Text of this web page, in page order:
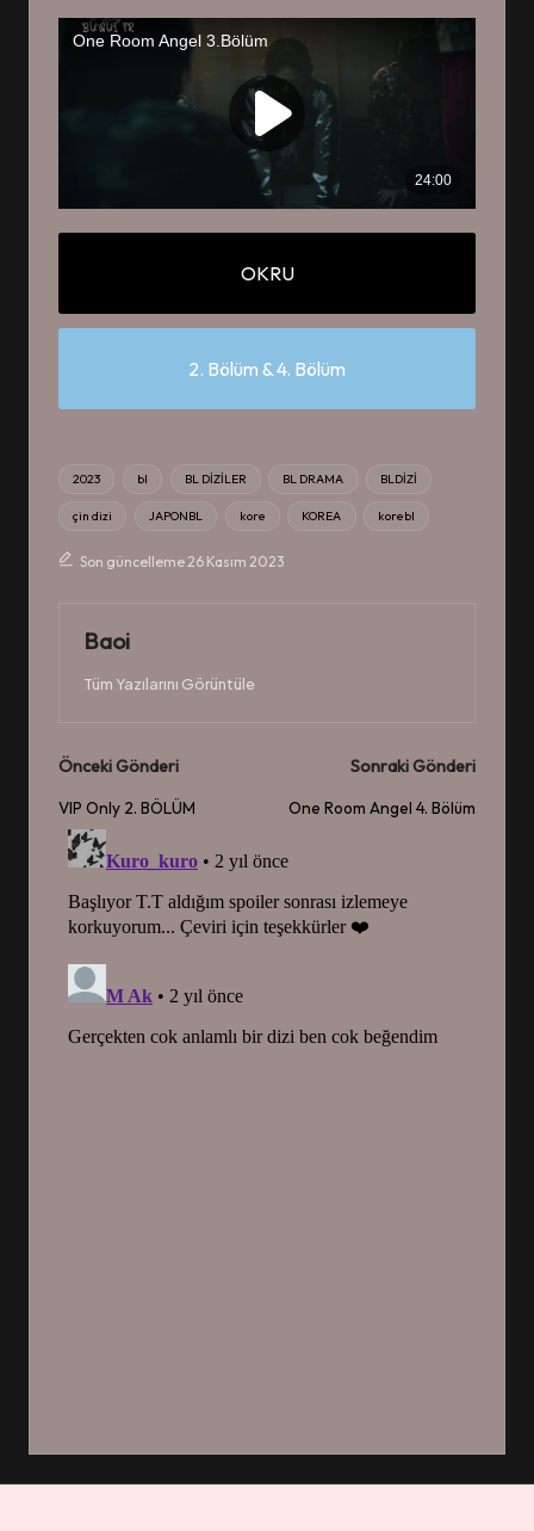
OKRU
2. Bölüm &4. Bölüm
2023 bl BL DİZİLER BL DRAMA BLDİZİ
çin dizi JAPONBL kore KOREA korebl
Son güncelleme 26 Kasım 2023
Baoi
Tüm Yazılarını Görüntüle
Post
navigation
Önceki Gönderi
VIP Only 2. BÖLÜM
Sonraki Gönderi
One Room Angel 4. Bölüm